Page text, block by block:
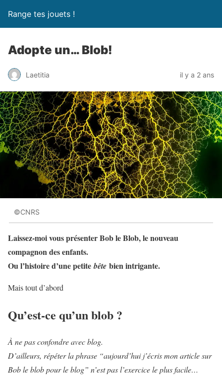
Range tes jouets !
Adopte un… Blob!
Laetitia il y a 2 ans
©CNRS
Laissez-moi vous présenter Bob le Blob, le nouveau
compagnon des enfants.
Ou l’histoire d’une petitebête bien intrigante.
Mais tout d’abord
Qu’est-ce qu’un blob ?
À ne pas confondre avec blog.
D’ailleurs, répéter la phrase “aujourd’hui j’écris mon article sur
Bob le blob pour le blog” n’est pas l’exercice le plus facile…